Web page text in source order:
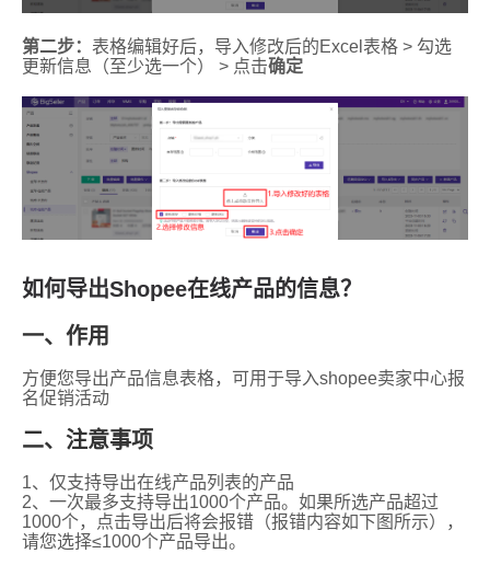
如何导出Shopee在线产品的信息？